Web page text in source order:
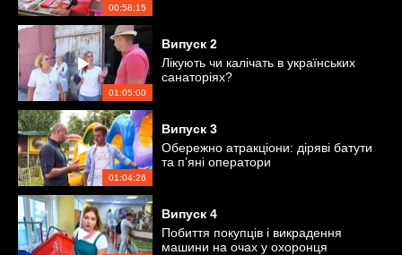
00:58:15
01:05:00
Випуск 2
Лікують чи калічать в українських
санаторіях?
01:04:26
Випуск 3
Обережно атракціони: діряві батути
та п’яні оператори
Випуск 4
Побиття покупців і викрадення
машини на очах у охоронця